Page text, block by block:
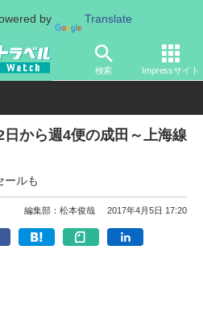
by Translate
検索 Impressサイト
官庁 国内エアライン ジェットス
から週4便の成田～上海線
ールも
編集部：松本俊哉 2017年4月5日 17:20